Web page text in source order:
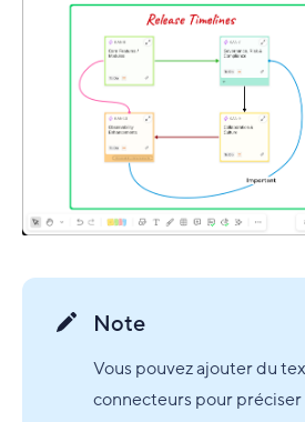
Note
Vous pouvez ajouter du
connecteurs pour